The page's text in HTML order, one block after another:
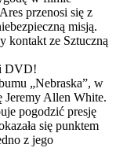
przenosi się z
misją.
kontakt ze Sztuczną
i DVD!
„Nebraska”, w
Jeremy Allen White.
pogodzić presję
się punktem
z jego